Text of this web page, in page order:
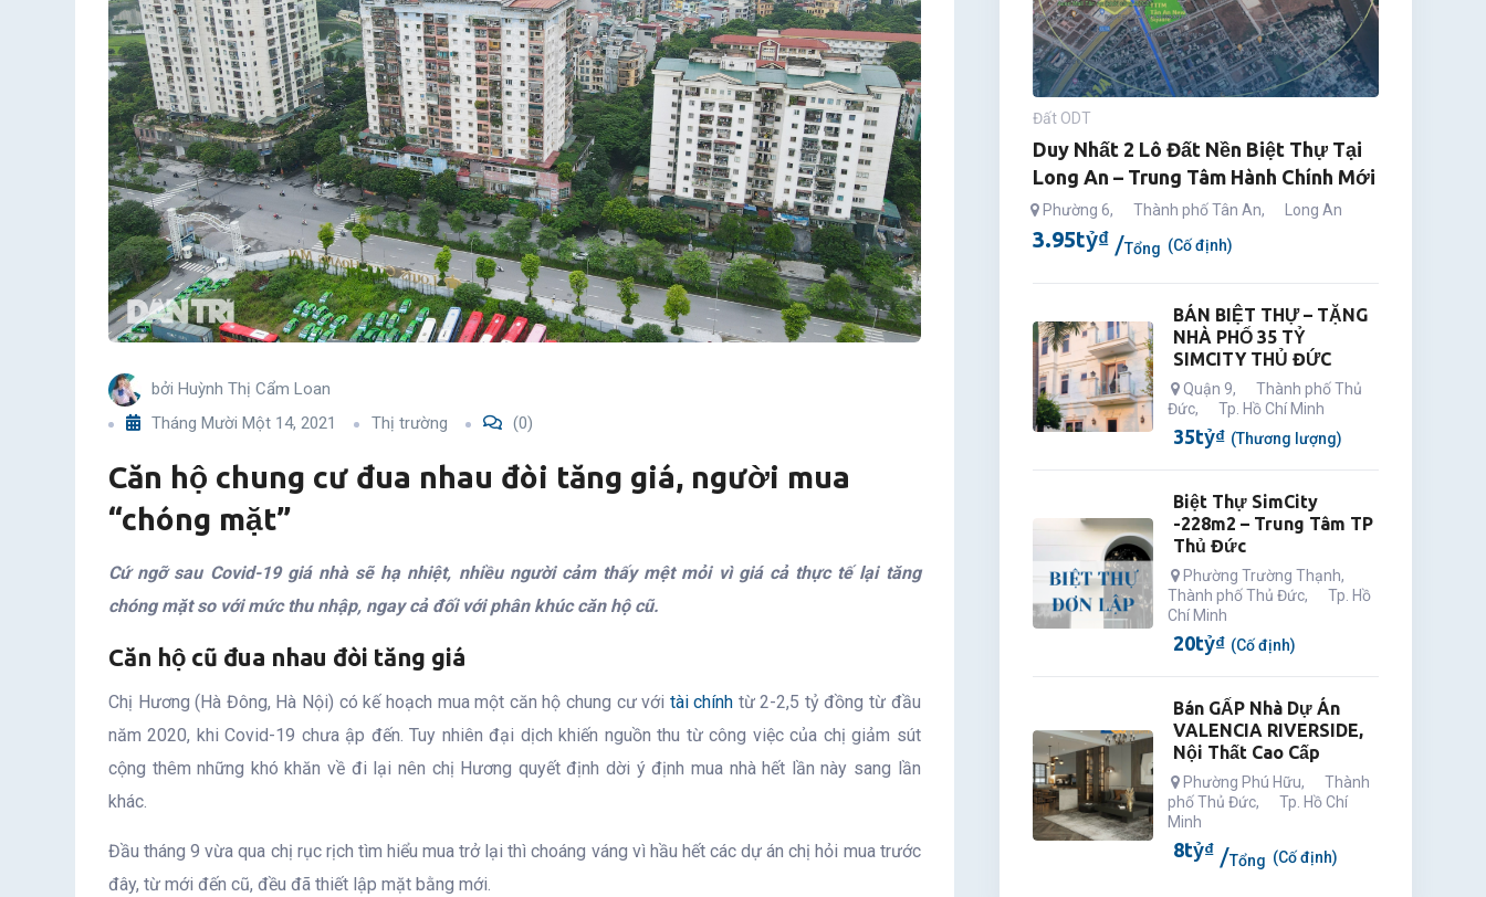
tăng
giá,
người
mua
“chóng
mặt”
bởi Huỳnh Thị Cẩm Loan
Tháng Mười Một 14, 2021
Thị trường (0)
Căn hộ chung cư đua nhau đòi tăng giá, người mua
“chóng mặt”
Cứ ngỡ sau Covid-19 giá nhà sẽ hạ nhiệt, nhiều người cảm thấy mệt mỏi vì giá cả thực tế lại tăng
chóng mặt so với mức thu nhập, ngay cả đối với phân khúc căn hộ cũ.
Căn hộ cũ đua nhau đòi tăng giá
Chị Hương (Hà Đông, Hà Nội) có kế hoạch mua một căn hộ chung cư với tài chínhtừ 2-2,5 tỷ đồng từ đầu
năm 2020, khi Covid-19 chưa ập đến. Tuy nhiên đại dịch khiến nguồn thu từ công việc của chị giảm sút
cộng thêm những khó khăn về đi lại nên chị Hương quyết định dời ý định mua nhà hết lần này sang lần
khác.
Đầu tháng 9 vừa qua chị rục rịch tìm hiểu mua trở lại thì choáng váng vì hầu hết các dự án chị hỏi mua trước
đây, từ mới đến cũ, đều đã thiết lập mặt bằng mới.
Đất ODT
Duy Nhất 2 Lô Đất Nền Biệt Thự Tại
Long An – Trung Tâm Hành Chính Mới
Phường 6, Thành phố Tân An, Long An
3.95tỷ₫ Tổng (Cố định)
BÁN BIỆT THỰ – TẶNG
NHÀ PHỐ 35 TỶ
SIMCITY THỦ ĐỨC
Quận 9,
Thành phố Thủ
Đức, Tp. Hồ Chí Minh
35tỷ₫ (Thương lượng)
Biệt Thự SimCity
-228m2 – Trung Tâm TP
Thủ Đức
Phường Trường Thạnh,
Thành phố Thủ Đức,
Tp. Hồ
Chí Minh
20tỷ₫ (Cố định)
Bán GẤP Nhà Dự Án
VALENCIA RIVERSIDE,
Nội Thất Cao Cấp
Phường Phú Hữu,
Thành
phố Thủ Đức,
Tp. Hồ Chí
Minh
8tỷ₫ Tổng (Cố định)